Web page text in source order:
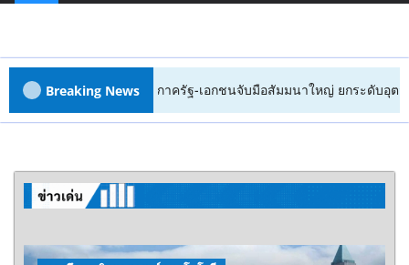
Breaking News
รัฐ-เอกชนจับมือสัมมนาใหญ่ ยกระดับอุตสาหกรรมเซรามิกไทยสู่สากล พ